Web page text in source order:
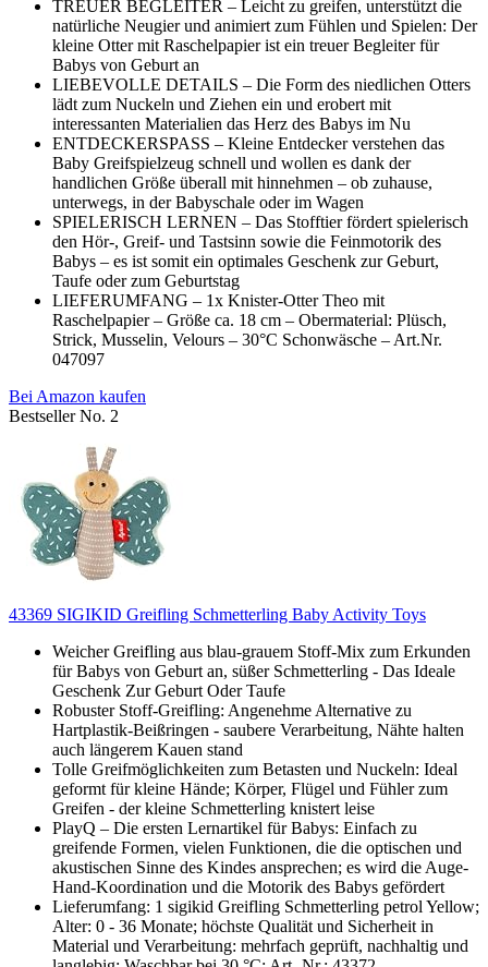
TREUER BEGLEITER – Leicht zu greifen, unterstützt die
natürliche Neugier und animiert zum Fühlen und Spielen: Der
kleine Otter mit Raschelpapier ist ein treuer Begleiter für
Babys von Geburt an
LIEBEVOLLE DETAILS – Die Form des niedlichen Otters
lädt zum Nuckeln und Ziehen ein und erobert mit
interessanten Materialien das Herz des Babys im Nu
ENTDECKERSPASS – Kleine Entdecker verstehen das
Baby Greifspielzeug schnell und wollen es dank der
handlichen Größe überall mit hinnehmen – ob zuhause,
unterwegs, in der Babyschale oder im Wagen
SPIELERISCH LERNEN – Das Stofftier fördert spielerisch
den Hör-, Greif- und Tastsinn sowie die Feinmotorik des
Babys – es ist somit ein optimales Geschenk zur Geburt,
Taufe oder zum Geburtstag
LIEFERUMFANG – 1x Knister-Otter Theo mit
Raschelpapier – Größe ca. 18 cm – Obermaterial: Plüsch,
Strick, Musselin, Velours – 30°C Schonwäsche – Art.Nr.
047097
Bei Amazon kaufen
Bestseller No. 2
43369 SIGIKID Greifling Schmetterling Baby Activity Toys
Weicher Greifling aus blau-grauem Stoff-Mix zum Erkunden
für Babys von Geburt an, süßer Schmetterling - Das Ideale
Geschenk Zur Geburt Oder Taufe
Robuster Stoff-Greifling: Angenehme Alternative zu
Hartplastik-Beißringen - saubere Verarbeitung, Nähte halten
auch längerem Kauen stand
Tolle Greifmöglichkeiten zum Betasten und Nuckeln: Ideal
geformt für kleine Hände; Körper, Flügel und Fühler zum
Greifen - der kleine Schmetterling knistert leise
PlayQ – Die ersten Lernartikel für Babys: Einfach zu
greifende Formen, vielen Funktionen, die die optischen und
akustischen Sinne des Kindes ansprechen; es wird die Auge-
Hand-Koordination und die Motorik des Babys gefördert
Lieferumfang: 1 sigikid Greifling Schmetterling petrol Yellow;
Alter: 0 - 36 Monate; höchste Qualität und Sicherheit in
Material und Verarbeitung: mehrfach geprüft, nachhaltig und